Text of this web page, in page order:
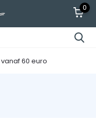
0
vanaf 60 euro